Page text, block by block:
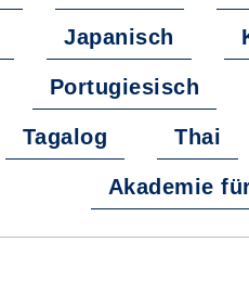
Japanisch
Portugiesisch
Tagalog Thai
Akademie